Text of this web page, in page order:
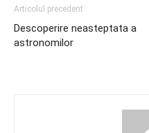
Articolul precedent
Descoperire neasteptata a
astronomilor